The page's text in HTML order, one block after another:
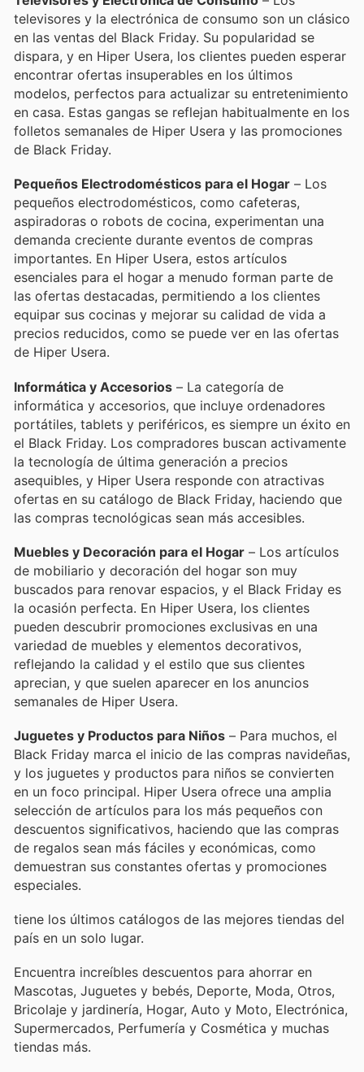
televisores y la electrónica de consumo son un clásico
en las ventas del Black Friday. Su popularidad se
dispara, y en Hiper Usera, los clientes pueden esperar
encontrar ofertas insuperables en los últimos
modelos, perfectos para actualizar su entretenimiento
en casa. Estas gangas se reflejan habitualmente en los
folletos semanales de Hiper Usera y las promociones
de Black Friday.
Pequeños Electrodomésticos para el Hogar – Los
pequeños electrodomésticos, como cafeteras,
aspiradoras o robots de cocina, experimentan una
demanda creciente durante eventos de compras
importantes. En Hiper Usera, estos artículos
esenciales para el hogar a menudo forman parte de
las ofertas destacadas, permitiendo a los clientes
equipar sus cocinas y mejorar su calidad de vida a
precios reducidos, como se puede ver en las ofertas
de Hiper Usera.
Informática y Accesorios – La categoría de
informática y accesorios, que incluye ordenadores
portátiles, tablets y periféricos, es siempre un éxito en
el Black Friday. Los compradores buscan activamente
la tecnología de última generación a precios
asequibles, y Hiper Usera responde con atractivas
ofertas en su catálogo de Black Friday, haciendo que
las compras tecnológicas sean más accesibles.
Muebles y Decoración para el Hogar – Los artículos
de mobiliario y decoración del hogar son muy
buscados para renovar espacios, y el Black Friday es
la ocasión perfecta. En Hiper Usera, los clientes
pueden descubrir promociones exclusivas en una
variedad de muebles y elementos decorativos,
reflejando la calidad y el estilo que sus clientes
aprecian, y que suelen aparecer en los anuncios
semanales de Hiper Usera.
Juguetes y Productos para Niños – Para muchos, el
Black Friday marca el inicio de las compras navideñas,
y los juguetes y productos para niños se convierten
en un foco principal. Hiper Usera ofrece una amplia
selección de artículos para los más pequeños con
descuentos significativos, haciendo que las compras
de regalos sean más fáciles y económicas, como
demuestran sus constantes ofertas y promociones
especiales.
tiene los últimos catálogos de las mejores tiendas del
país en un solo lugar.
Encuentra increíbles descuentos para ahorrar en
Mascotas, Juguetes y bebés, Deporte, Moda, Otros,
Bricolaje y jardinería, Hogar, Auto y Moto, Electrónica,
Supermercados, Perfumería y Cosmética y muchas
tiendas más.